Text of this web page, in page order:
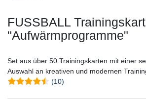
FUSSBALL
"Aufwärmprogramme"
Set aus über 50 Trainingskarten mit einer
Auswahl an kreativen und modernen
(10)